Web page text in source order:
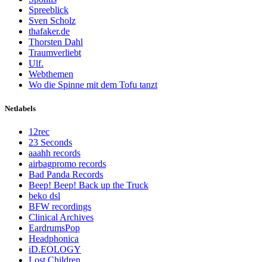
Spreeblick
Sven Scholz
thafaker.de
Thorsten Dahl
Traumverliebt
Ulf.
Webthemen
Wo die Spinne mit dem Tofu tanzt
Netlabels
12rec
23 Seconds
aaahh records
airbagpromo records
Bad Panda Records
Beep! Beep! Back up the Truck
beko dsl
BFW recordings
Clinical Archives
EardrumsPop
Headphonica
iD.EOLOGY
Lost Children